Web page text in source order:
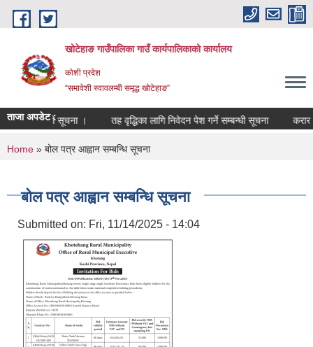
Skip to main content
खोटेहाङ गाउँपालिका गाउँ कार्यपालिकाको कार्यालय
कोशी प्रदेश
“समावेशी स्वावलम्बी समृद्ध खोटेहाङ”
ताजा अपडेट :
हुने सम्बन्धी सूचना । तह वृद्धिका लागि निवेदन पेश गर्ने सम्बन्धी सूचना करार सेवा
You are here
Home » बोल पत्र आह्वान सम्बन्धि सूचना
बोल पत्र आह्वान सम्बन्धि सूचना
Submitted on: Fri, 11/14/2025 - 14:04